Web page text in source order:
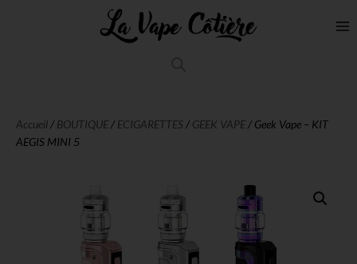
Accueil/ BOUTIQUE/ ECIGARETTES / GEEK VAPE/ Geek Vape – KIT
AEGIS MINI 5